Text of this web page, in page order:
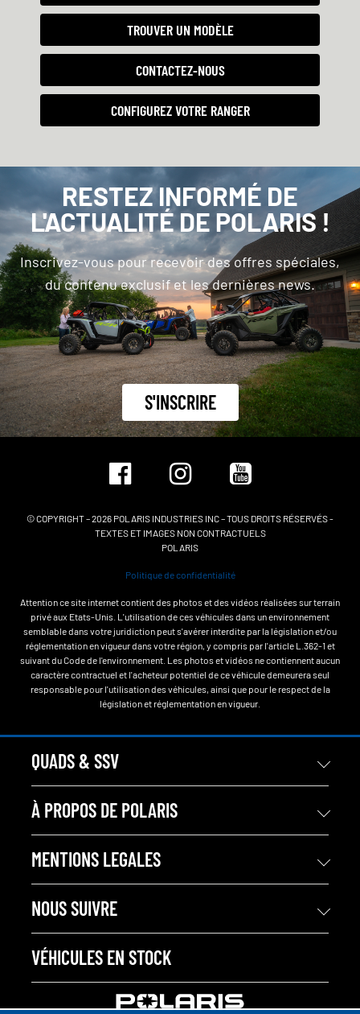
TROUVER UN MODÈLE
CONTACTEZ-NOUS
CONFIGUREZ VOTRE RANGER
RESTEZ INFORMÉ DE
L'ACTUALITÉ DE POLARIS !
Inscrivez-vous pour recevoir des offres spéciales,
du contenu exclusif et les dernières news.
S'INSCRIRE
© COPYRIGHT – 2026 POLARIS INDUSTRIES INC – TOUS DROITS RÉSERVÉS -
TEXTES ET IMAGES NON CONTRACTUELS
POLARIS
Politique de confidentialité
Attention ce site internet contient des photos et des vidéos réalisées sur terrain
privé aux Etats-Unis. L'utilisation de ces véhicules dans un environnement
semblable dans votre juridiction peut s'avérer interdite par la législation et/ou
réglementation en vigueur dans votre région, y compris par l'article L.362-1 et
suivant du Code de l'environnement. Les photos et vidéos ne contiennent aucun
caractère contractuel et l'acheteur potentiel de ce véhicule demeurera seul
responsable pour l'utilisation des véhicules, ainsi que pour le respect de la
législation et réglementation en vigueur.
QUADS & SSV
À PROPOS DE POLARIS
MENTIONS LEGALES
NOUS SUIVRE
VÉHICULES EN STOCK